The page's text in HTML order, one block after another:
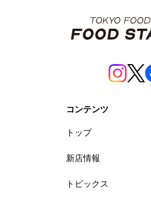
コンテンツ
トップ
新店情報
トピックス